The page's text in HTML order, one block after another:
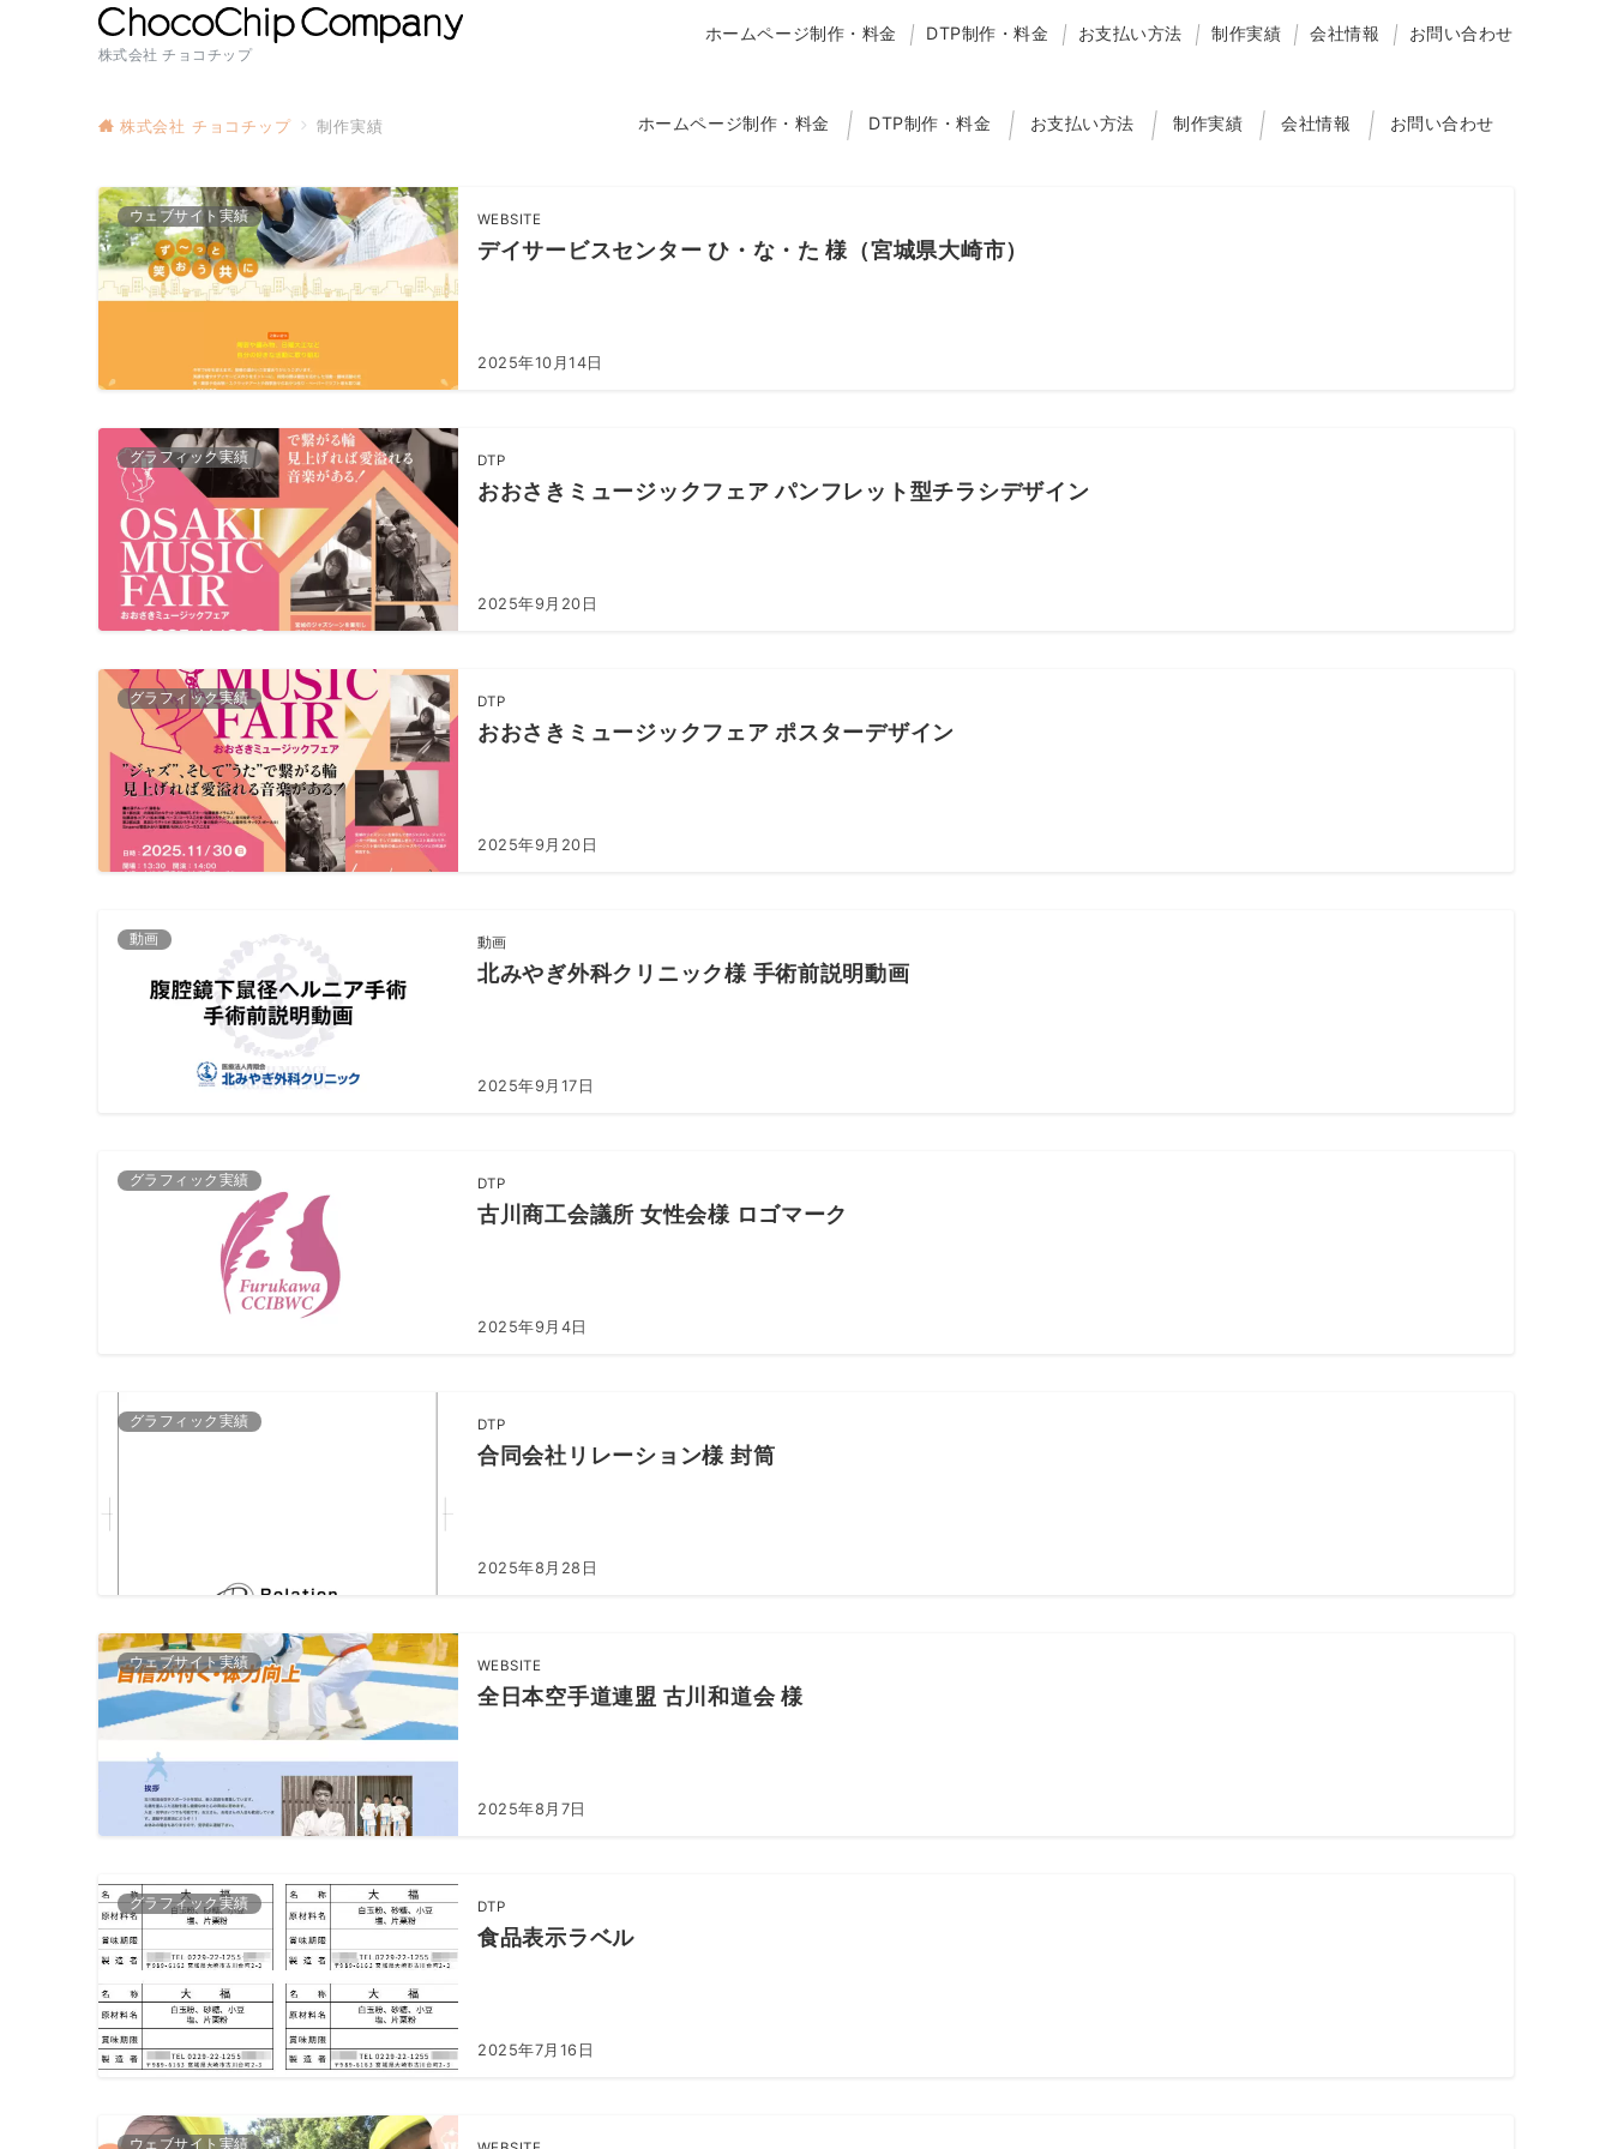
株式会社 チョコチップ
ホームページ制作・料金 DTP制作・料金 お支払い方法 制作実績 会社情報 お問い合わせ
ホームページ制作・料金 DTP制作・料金 お支払い方法 制作実績 会社情報 お問い合わせ
株式会社 チョコチップ 制作実績
ウェブサイト実績 WEBSITE
デイサービスセンター ひ・な・た 様（宮城県大崎市）
2025年10月14日
グラフィック実績 DTP
おおさきミュージックフェア パンフレット型チラシデザイン
2025年9月20日
グラフィック実績 DTP
おおさきミュージックフェア ポスターデザイン
2025年9月20日
動画 動画
北みやぎ外科クリニック様 手術前説明動画
2025年9月17日
グラフィック実績 DTP
古川商工会議所 女性会様 ロゴマーク
2025年9月4日
グラフィック実績 DTP
合同会社リレーション様 封筒
2025年8月28日
ウェブサイト実績 WEBSITE
全日本空手道連盟 古川和道会 様
2025年8月7日
グラフィック実績 DTP
食品表示ラベル
2025年7月16日
ウェブサイト実績